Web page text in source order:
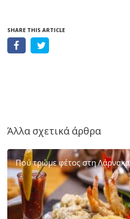
SHARE THIS ARTICLE
Άλλα σχετικά άρθρα
Πού τρώμε φέτος στη Λάρνακα